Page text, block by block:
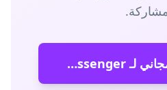
إنشاء رمز QR مجاني لـ Messenger